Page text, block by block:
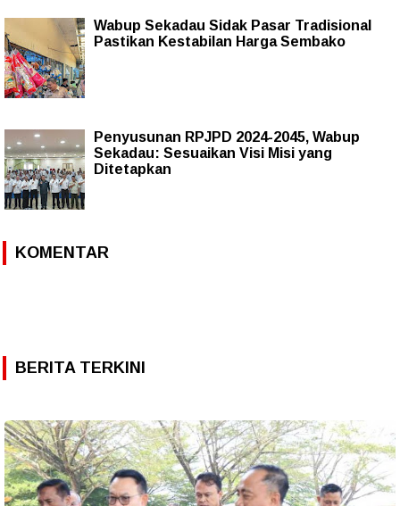
Wabup Sekadau Sidak Pasar Tradisional
Pastikan Kestabilan Harga Sembako
Penyusunan RPJPD 2024-2045, Wabup
Sekadau: Sesuaikan Visi Misi yang
Ditetapkan
KOMENTAR
BERITA TERKINI